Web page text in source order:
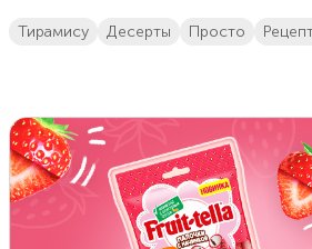
тирамису десерты просто